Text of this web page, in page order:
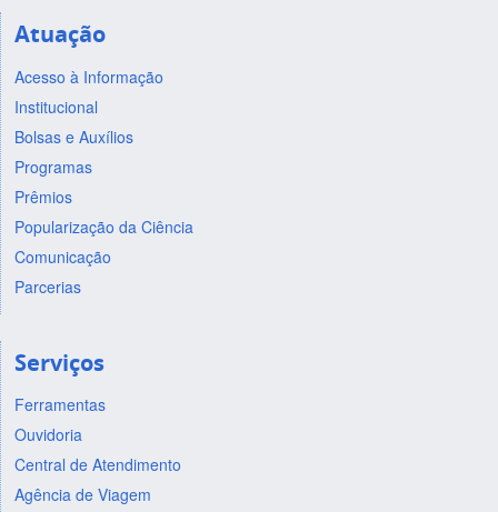
Atuação
Acesso à Informação
Institucional
Bolsas e Auxílios
Programas
Prêmios
Popularização da Ciência
Comunicação
Parcerias
Serviços
Ferramentas
Ouvidoria
Central de Atendimento
Agência de Viagem